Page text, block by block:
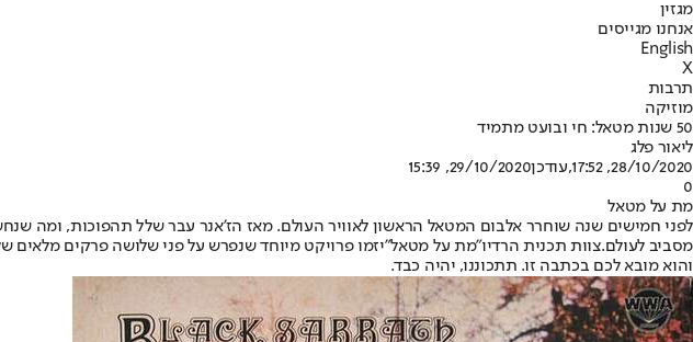
מגזין
אנחנו מגייסים
English
X
תרבות
מוזיקה
50 שנות מטאל: חי ובועט מתמיד
ליאור פלג
28/10/2020, 17:52
,עודכן29/10/2020, 15:39
0
מת על מטאל
לפני חמישים שנה שוחרר אלבום המטאל הראשון לאוויר העולם. מאז הז'אנר עבר שלל תהפוכות, ומה
מסביב לעולם.צוות תכנית הרדיו"מת על מטאל"
והוא מובא לכם בכתבה זו. תתכוננו, יהיה כבד.